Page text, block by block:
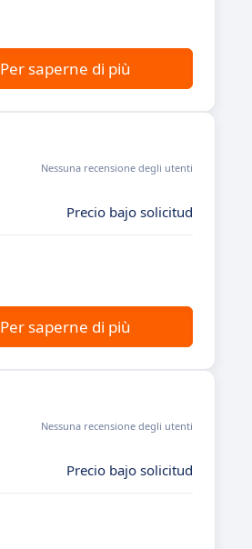
Per saperne di più
Nessuna recensione degli utenti
Precio bajo solicitud
Per saperne di più
Nessuna recensione degli utenti
Precio bajo solicitud